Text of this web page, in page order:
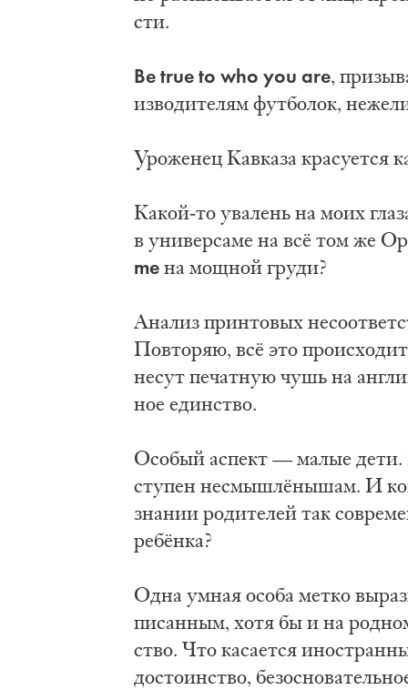
сти.
Be true to who you are,
из­во­ди­те­лям фут­бо­лок,
Уро­же­нец Кав­ка­за кра­су­ет­ся
Ка­кой-то ува­лень на мо­их
в уни­вер­са­ме на всё том же
meна мощ­ной гру­ди?
Ана­лиз прин­то­вых
По­вто­ряю, всё это
не­сут пе­чат­ную чушь на
ное един­ство.
Осо­бый ас­пект — ма­лые
сту­пен не­смышлё­ны­шам. И
зна­нии ро­ди­те­лей так
ребён­ка?
Од­на ум­ная осо­ба мет­ко
пи­сан­ным, хо­тя бы и на
ство. Что ка­са­ет­ся
до­сто­ин­ство,